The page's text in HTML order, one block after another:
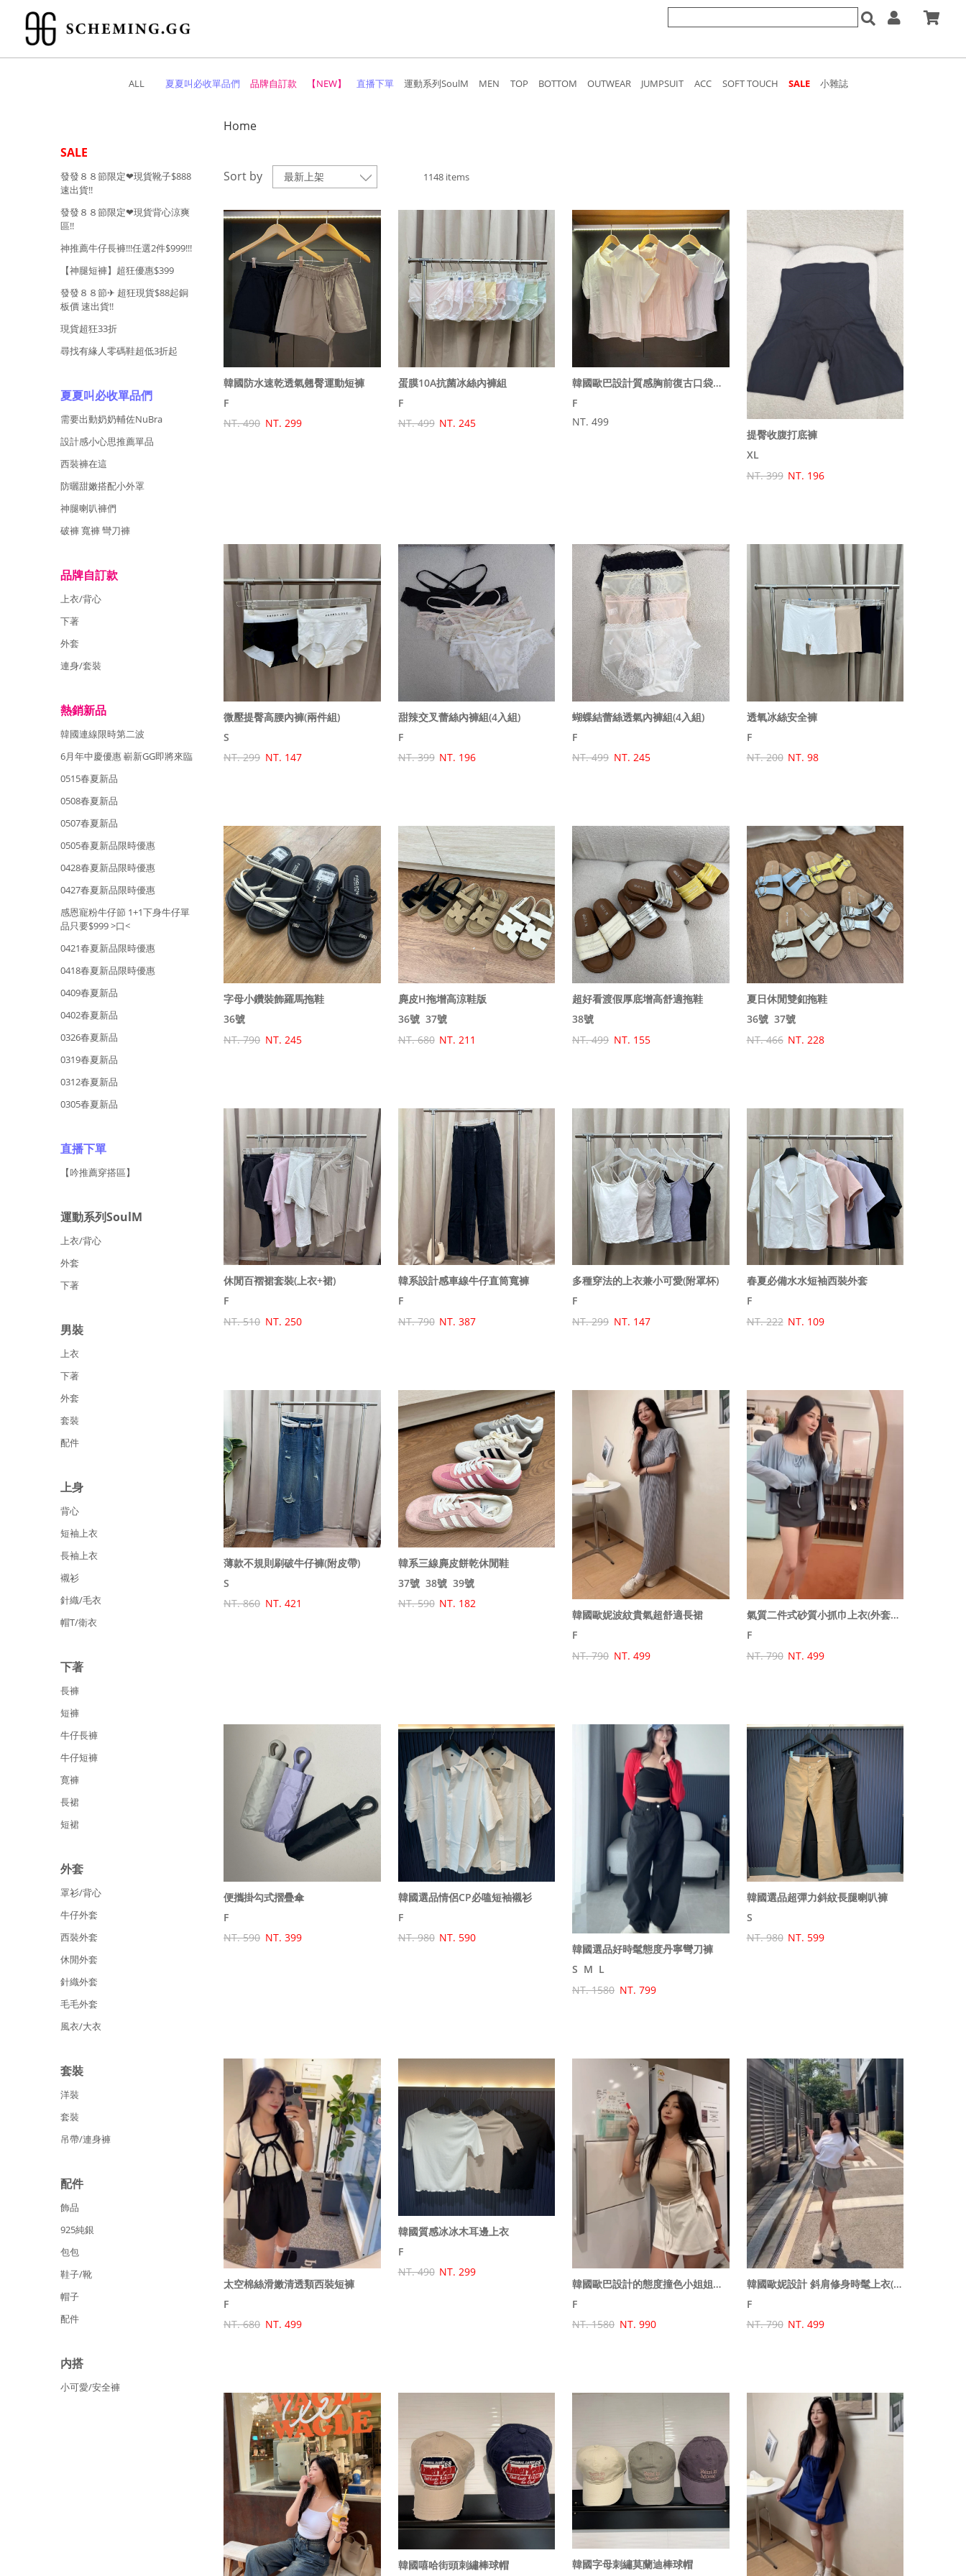
ALL 夏夏叫必收單品們 品牌自訂款 【NEW】 直播下單 運動系列SoulM MEN TOP BOTTOM OUTWEAR JUMPSUIT ACC SOFT TOUCH SALE 小雜誌
SALE
發發８８節限定❤︎現貨靴子$888
速出貨!!
發發８８節限定❤︎現貨背心涼爽
區!!
神推薦牛仔長褲!!!任選2件$999!!!
【神腿短褲】超狂優惠$399
發發８８節✈︎ 超狂現貨$88起銅
板價 速出貨!!
現貨超狂33折
尋找有緣人零碼鞋超低3折起
夏夏叫必收單品們
需要出動奶奶輔佐NuBra
設計感小心思推薦單品
西裝褲在這
防曬甜嫩搭配小外罩
神腿喇叭褲們
破褲 寬褲 彎刀褲
品牌自訂款
上衣/背心
下著
外套
連身/套裝
熱銷新品
韓國連線限時第二波
6月年中慶優惠 嶄新GG即將來臨
0515春夏新品
0508春夏新品
0507春夏新品
0505春夏新品限時優惠
0428春夏新品限時優惠
0427春夏新品限時優惠
感恩寵粉牛仔節 1+1下身牛仔單
品只要$999 >口<
0421春夏新品限時優惠
0418春夏新品限時優惠
0409春夏新品
0402春夏新品
0326春夏新品
0319春夏新品
0312春夏新品
0305春夏新品
直播下單
【吟推薦穿搭區】
運動系列SoulM
上衣/背心
外套
下著
男裝
上衣
下著
外套
套裝
配件
上身
背心
短袖上衣
長袖上衣
襯衫
針織/毛衣
帽T/衛衣
下著
長褲
短褲
牛仔長褲
牛仔短褲
寛褲
長裙
短裙
外套
罩衫/背心
牛仔外套
西裝外套
休閒外套
針織外套
毛毛外套
風衣/大衣
套裝
洋裝
套裝
吊帶/連身褲
配件
飾品
925純銀
包包
鞋子/靴
帽子
配件
内搭
小可愛/安全褲
Home
Sort by 1148 items
韓國防水速乾透氣翹臀運動短褲
F
NT. 490 NT. 299
蛋膜10A抗菌冰絲內褲組
F
NT. 499 NT. 245
韓國歐巴設計質感胸前復古口袋設計直條短袖襯衫
F
NT. 499
提臀收腹打底褲
XL
NT. 399 NT. 196
微壓提臀高腰內褲(兩件組)
S
NT. 299 NT. 147
甜辣交叉蕾絲內褲組(4入組)
F
NT. 399 NT. 196
蝴蝶結蕾絲透氣內褲組(4入組)
F
NT. 499 NT. 245
透氧冰絲安全褲
F
NT. 200 NT. 98
字母小鑽裝飾羅馬拖鞋
36號
NT. 790 NT. 245
麂皮H拖增高涼鞋版
36號 37號
NT. 680 NT. 211
超好看渡假厚底增高舒適拖鞋
38號
NT. 499 NT. 155
夏日休閒雙釦拖鞋
36號 37號
NT. 466 NT. 228
休閒百褶裙套裝(上衣+裙)
F
NT. 510 NT. 250
韓系設計感車線牛仔直筒寬褲
F
NT. 790 NT. 387
多種穿法的上衣兼小可愛(附罩杯)
F
NT. 299 NT. 147
春夏必備水水短袖西裝外套
F
NT. 222 NT. 109
薄款不規則刷破牛仔褲(附皮帶)
S
NT. 860 NT. 421
韓系三線麂皮餅乾休閒鞋
37號 38號 39號
NT. 590 NT. 182
韓國歐妮波紋貴氣超舒適長裙
F
NT. 790 NT. 499
氣質二件式砂質小抓巾上衣(外套+背心)
F
NT. 790 NT. 499
便攜掛勾式摺疊傘
F
NT. 590 NT. 399
韓國選品情侶CP必嗑短袖襯衫
F
NT. 980 NT. 590
韓國選品好時髦態度丹寧彎刀褲
S M L
NT. 1580 NT. 799
韓國選品超彈力斜紋長腿喇叭褲
S
NT. 980 NT. 599
太空棉絲滑嫩清透類西裝短褲
F
NT. 680 NT. 499
韓國質感冰冰木耳邊上衣
F
NT. 490 NT. 299
韓國歐巴設計的態度撞色小姐姐套裝(外套+裙子)
F
NT. 1580 NT. 990
韓國歐妮設計 斜肩修身時髦上衣(下擺收緊)
F
NT. 790 NT. 499
韓國嘻哈街頭刺繡棒球帽 韓國字母刺繡莫蘭迪棒球帽